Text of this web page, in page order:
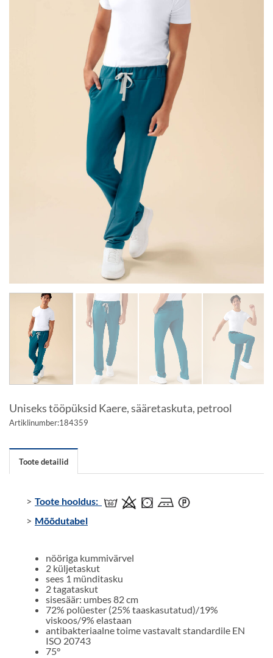
Uniseks tööpüksid Kaere, sääretaskuta, petrool
Artiklinumber:184359
Toote detailid
Toote hooldus:
Mõõdutabel
nööriga kummivärvel
2 küljetaskut
sees 1 münditasku
2 tagataskut
sisesäär: umbes 82 cm
72% polüester (25% taaskasutatud)/19%
viskoos/9% elastaan
antibakteriaalne toime vastavalt standardile EN
ISO 20743
75°